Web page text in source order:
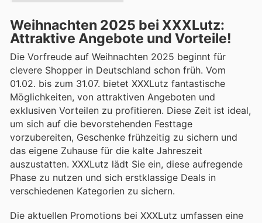
Weihnachten 2025 bei XXXLutz:
Attraktive Angebote und Vorteile!
Die Vorfreude auf Weihnachten 2025 beginnt für
clevere Shopper in Deutschland schon früh. Vom
01.02. bis zum 31.07. bietet XXXLutz fantastische
Möglichkeiten, von attraktiven Angeboten und
exklusiven Vorteilen zu profitieren. Diese Zeit ist ideal,
um sich auf die bevorstehenden Festtage
vorzubereiten, Geschenke frühzeitig zu sichern und
das eigene Zuhause für die kalte Jahreszeit
auszustatten. XXXLutz lädt Sie ein, diese aufregende
Phase zu nutzen und sich erstklassige Deals in
verschiedenen Kategorien zu sichern.
Die aktuellen Promotions bei XXXLutz umfassen eine